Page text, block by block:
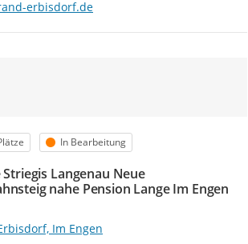
erbisdorf.de
Äußerung
Status
In Bearbeitung
Langenau Neue
nahe Pension Lange Im Engen
Im Engen